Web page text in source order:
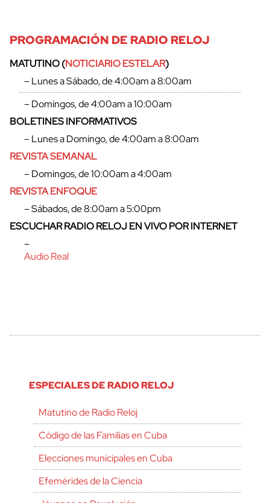
cerrar
PROGRAMACIÓN DE RADIO RELOJ
MATUTINO (NOTICIARIO ESTELAR)
– Lunes a Sábado, de 4:00am a 8:00am
– Domingos, de 4:00am a 10:00am
BOLETINES INFORMATIVOS
– Lunes a Domingo, de 4:00am a 8:00am
REVISTA SEMANAL
– Domingos, de 10:00am a 4:00am
REVISTA ENFOQUE
– Sábados, de 8:00am a 5:00pm
ESCUCHAR RADIO RELOJ EN VIVO POR INTERNET
–
Audio Real
ESPECIALES DE RADIO RELOJ
Matutino de Radio Reloj
Código de las Familias en Cuba
Elecciones municipales en Cuba
Efemérides de la Ciencia